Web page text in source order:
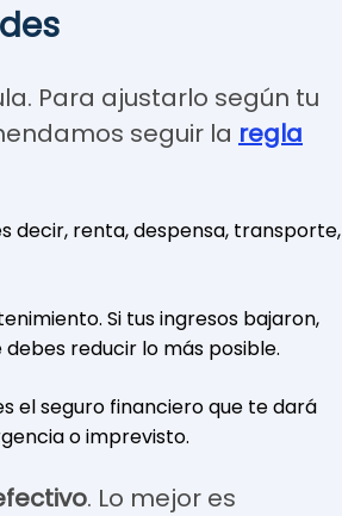
Para ajustarlo según tu
seguir la regla
decir, renta, despensa, transporte,
Si tus ingresos bajaron,
reducir lo más posible.
el seguro financiero que te dará
o imprevisto.
. Lo mejor es